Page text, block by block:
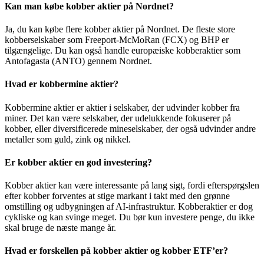
Kan man købe kobber aktier på Nordnet?
Ja, du kan købe flere kobber aktier på Nordnet. De fleste store
kobberselskaber som Freeport-McMoRan (FCX) og BHP er
tilgængelige. Du kan også handle europæiske kobberaktier som
Antofagasta (ANTO) gennem Nordnet.
Hvad er kobbermine aktier?
Kobbermine aktier er aktier i selskaber, der udvinder kobber fra
miner. Det kan være selskaber, der udelukkende fokuserer på
kobber, eller diversificerede mineselskaber, der også udvinder andre
metaller som guld, zink og nikkel.
Er kobber aktier en god investering?
Kobber aktier kan være interessante på lang sigt, fordi efterspørgslen
efter kobber forventes at stige markant i takt med den grønne
omstilling og udbygningen af AI-infrastruktur. Kobberaktier er dog
cykliske og kan svinge meget. Du bør kun investere penge, du ikke
skal bruge de næste mange år.
Hvad er forskellen på kobber aktier og kobber ETF’er?